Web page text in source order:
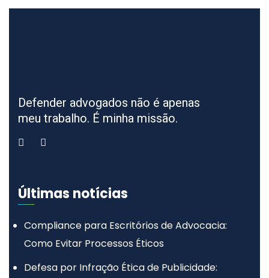
Defender advogados não é apenas
meu trabalho. É minha missão.
Últimas notícias
Compliance para Escritórios de Advocacia:
Como Evitar Processos Éticos
Defesa por Infração Ética de Publicidade: